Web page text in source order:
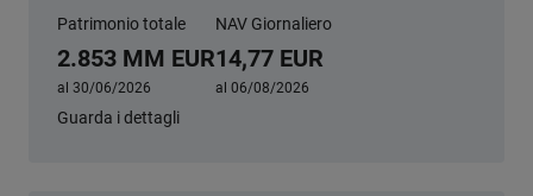
Patrimonio totale
2.853 MM EUR
al 30/06/2026
NAV Giornaliero
14,77 EUR
al 06/08/2026
Guarda i dettagli